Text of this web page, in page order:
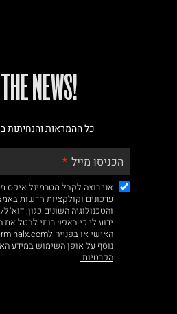
!GET THE NEWS
כל ההמראות והנחיתות
הכניסו מייל
אני רוצה לקבל מטרמינל איקס
עדכונים וקולקציות חדשות
והטכנולוגיה השונים כגון:
ידוע לי כי באפשרותי לבטל
נוסף על אופן השימוש במידע
הפרטיות.